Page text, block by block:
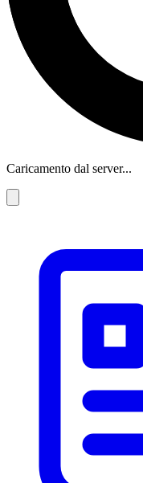
Caricamento dal server...